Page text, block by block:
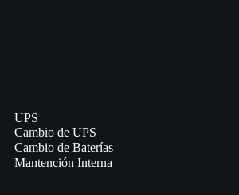
UPS
Cambio de UPS
Cambio de Baterías
Mantención Interna